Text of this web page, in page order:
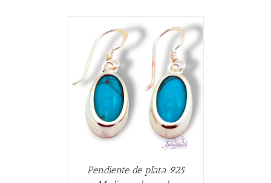
Pendiente de plata 925